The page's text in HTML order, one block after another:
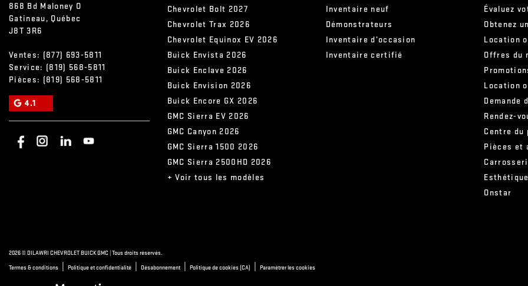
868 Bd Maloney O
Gatineau, Québec
J8T 3R6
Ventes: (877) 693-5811
Service: (819) 568-5811
Pièces: (819) 568-5811
4.1
Chevrolet Bolt 2027
Chevrolet Trax 2026
Chevrolet Equinox EV 2026
Buick Envista 2026
Buick Enclave 2026
Buick Envision 2026
Buick Encore GX 2026
GMC Sierra EV 2026
GMC Canyon 2026
GMC Sierra 1500 2026
GMC Sierra 2500HD 2026
+ Voir tous les modèles
Inventaire neuf
Démonstrateurs
Inventaire d’occasion
Inventaire certifié
Évaluez
Obtenez
Location
Offres du
Location
Demande
Rendez-
Centre du
Pièces et
Esthétique
Onstar
2026 © DILAWRI CHEVROLET BUICK GMC | Tous droits réservés.
Termes & conditions Politique et confidentialité Désabonnement Politique de cookies (CA) Paramétrer les cookies